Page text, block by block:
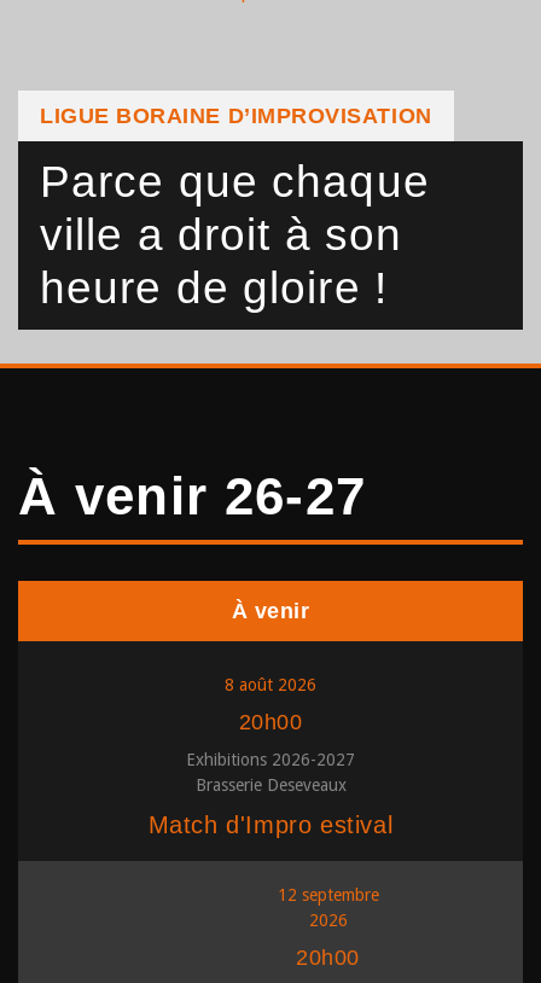
LIGUE BORAINE D’IMPROVISATION
Parce que chaque
ville a droit à son
heure de gloire !
À venir 26-27
À venir
8 août 2026
20h00
Exhibitions 2026-2027
Brasserie Deseveaux
Match d'Impro estival
12 septembre
2026
20h00